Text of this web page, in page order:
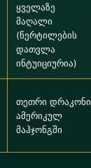
ყველაზე
მაღალი
(წერტილების
დათვლა
ინტუიციურია)
თეთრი დრაკონი
ამერიკულ
მაჰჯონგში